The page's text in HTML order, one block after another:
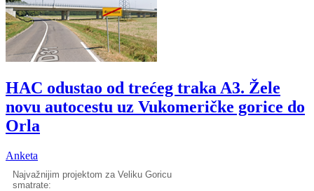
HAC odustao od trećeg traka A3. Žele
novu autocestu uz Vukomeričke gorice do
Orla
Anketa
Najvažnijim projektom za Veliku Goricu
smatrate: